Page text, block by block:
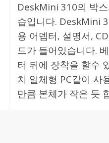
DeskMini 310의 박
습입니다. DeskMini
용 어뎁터, 설명서,
드가 들어있습니다.
터 뒤에 장착을 할수
치 일체형 PC같이 사
만큼 본체가 작은 듯